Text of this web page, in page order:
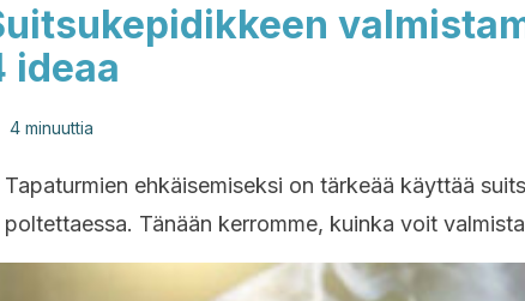
ideaa
4 minuuttia
Tapaturmien ehkäisemiseksi on tärkeää käyttää
poltettaessa. Tänään kerromme, kuinka voit